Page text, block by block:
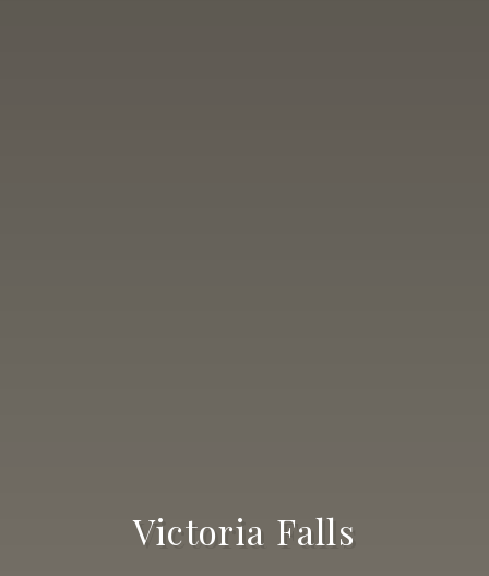
Victoria Falls